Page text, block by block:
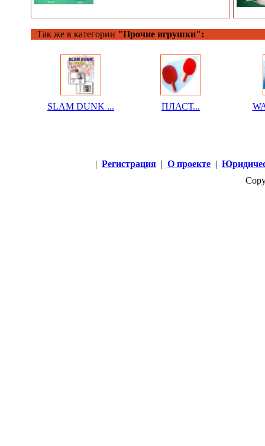
Так же в категории "Прочие игрушки":
SLAM DUNK ... ПЛАСТ...
| Регистрация | О проекте |